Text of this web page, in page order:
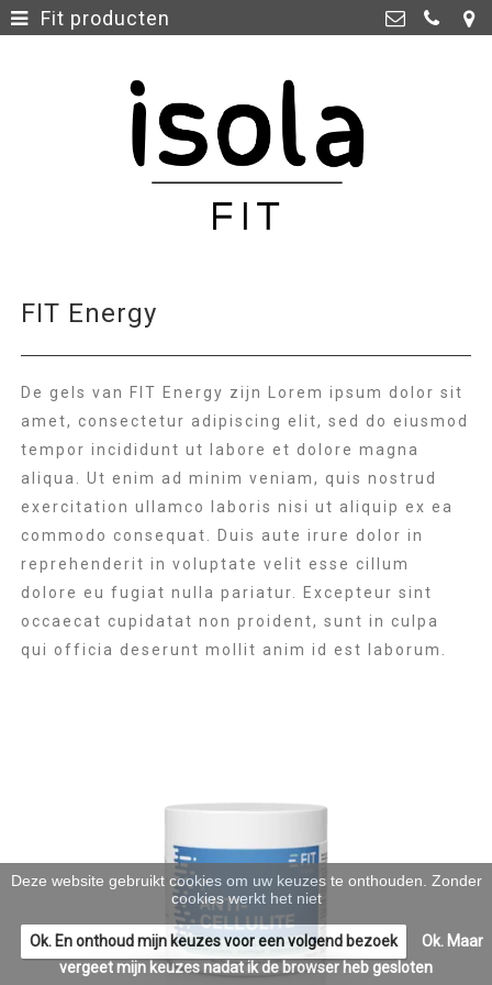
Glacisweg 1C, 6212 BL
Maastricht
06-25 15 28 98
info@isolafit.nl
Fit producten
FIT Energy
De gels van FIT Energy zijn Lorem ipsum dolor sit
amet, consectetur adipiscing elit, sed do eiusmod
tempor incididunt ut labore et dolore magna
aliqua. Ut enim ad minim veniam, quis nostrud
exercitation ullamco laboris nisi ut aliquip ex ea
commodo consequat. Duis aute irure dolor in
reprehenderit in voluptate velit esse cillum
dolore eu fugiat nulla pariatur. Excepteur sint
occaecat cupidatat non proident, sunt in culpa
qui officia deserunt mollit anim id est laborum.
Deze website gebruikt cookies om uw keuzes te onthouden. Zonder
cookies werkt het niet
Ok. En onthoud mijn keuzes voor een volgend bezoek
Ok. Maar
vergeet mijn keuzes nadat ik de browser heb gesloten